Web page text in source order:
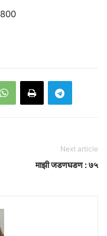
Next article
माझी जडणघडण : ७५